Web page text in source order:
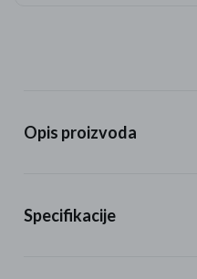
Opis proizvoda
Specifikacije